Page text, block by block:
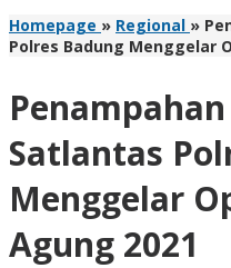
Homepage » Regional »
Polres Badung Menggelar
Satlantas
Menggelar
Agung 2021